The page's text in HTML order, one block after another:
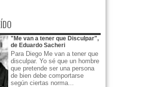
"Me van a tener que Disculpar",
de Eduardo Sacheri
Para Diego Me van a tener que
disculpar. Yo sé que un hombre
que pretende ser una persona
de bien debe comportarse
según ciertas norma...